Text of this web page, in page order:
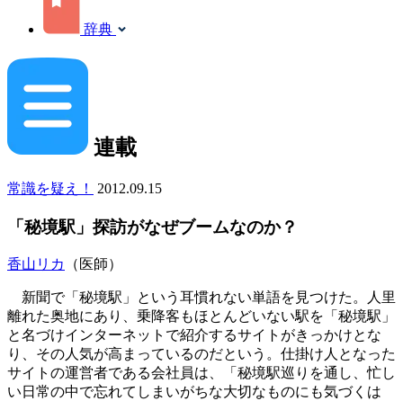
辞典
連載
常識を疑え！ 2012.09.15
「秘境駅」探訪がなぜブームなのか？
香山リカ （医師）
新聞で「秘境駅」という耳慣れない単語を見つけた。人里
離れた奥地にあり、乗降客もほとんどいない駅を「秘境駅」
と名づけインターネットで紹介するサイトがきっかけとな
り、その人気が高まっているのだという。仕掛け人となった
サイトの運営者である会社員は、「秘境駅巡りを通し、忙し
い日常の中で忘れてしまいがちな大切なものにも気づくは